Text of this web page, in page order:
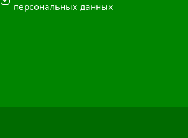
персональных данных